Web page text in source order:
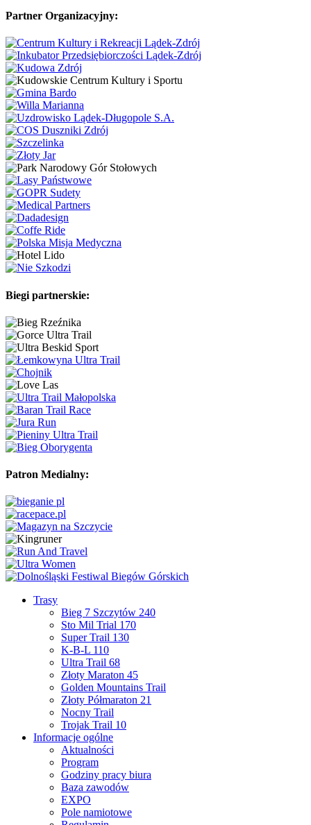
Partner Organizacyjny:
Biegi partnerskie:
Patron Medialny:
Trasy
Bieg 7 Szczytów 240
Sto Mil Trial 170
Super Trail 130
K-B-L 110
Ultra Trail 68
Złoty Maraton 45
Golden Mountains Trail
Złoty Półmaraton 21
Nocny Trail
Trojak Trail 10
Informacje ogólne
Aktualności
Program
Godziny pracy biura
Baza zawodów
EXPO
Pole namiotowe